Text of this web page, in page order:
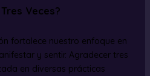
Veces?
fortalece nuestro enfoque en
y sentir. Agradecer tres
en diversas prácticas